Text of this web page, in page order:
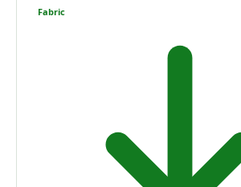
Fabric